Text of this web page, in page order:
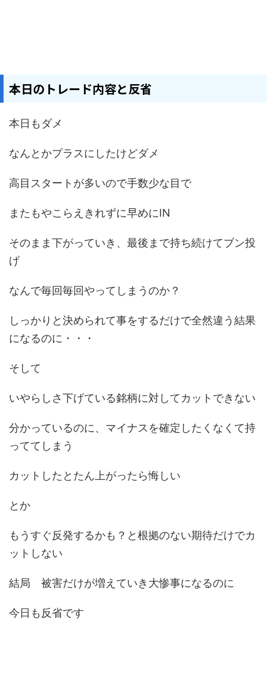
本日のトレード内容と反省
本日もダメ
なんとかプラスにしたけどダメ
高目スタートが多いので手数少な目で
またもやこらえきれずに早めにIN
そのまま下がっていき、最後まで持ち続けてブン投
げ
なんで毎回毎回やってしまうのか？
しっかりと決められて事をするだけで全然違う結果
になるのに・・・
そして
いやらしさ下げている銘柄に対してカットできない
分かっているのに、マイナスを確定したくなくて持
っててしまう
カットしたとたん上がったら悔しい
とか
もうすぐ反発するかも？と根拠のない期待だけでカ
ットしない
結局 被害だけが増えていき大惨事になるのに
今日も反省です